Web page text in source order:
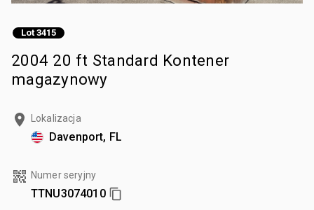
Lot 3415
2004 20 ft Standard Kontener
magazynowy
Lokalizacja
Davenport, FL
Numer seryjny
TTNU3074010